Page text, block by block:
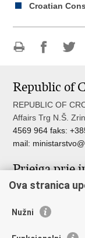
Croatian
page
Facebook
Republic of
REPUBLIC OF
Affairs Trg N.Š.
4569 964 faks:
mail:
Prieiga prie
Pristup
Nepravilnosti
Ova stranica
Nužni